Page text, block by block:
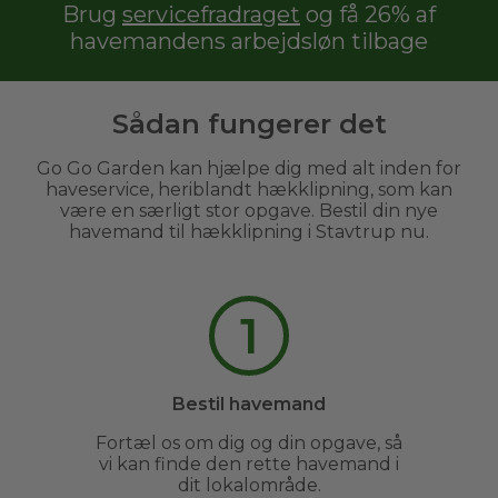
Brug servicefradraget og få 26% af
havemandens arbejdsløn tilbage
Sådan fungerer det
Go Go Garden kan hjælpe dig med alt inden for
haveservice, heriblandt hækklipning, som kan
være en særligt stor opgave. Bestil din nye
havemand til hækklipning i Stavtrup nu.
1
Bestil havemand
Fortæl os om dig og din opgave, så
vi kan finde den rette havemand i
dit lokalområde.